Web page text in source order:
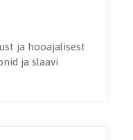
ja hooajalisest
ja slaavi